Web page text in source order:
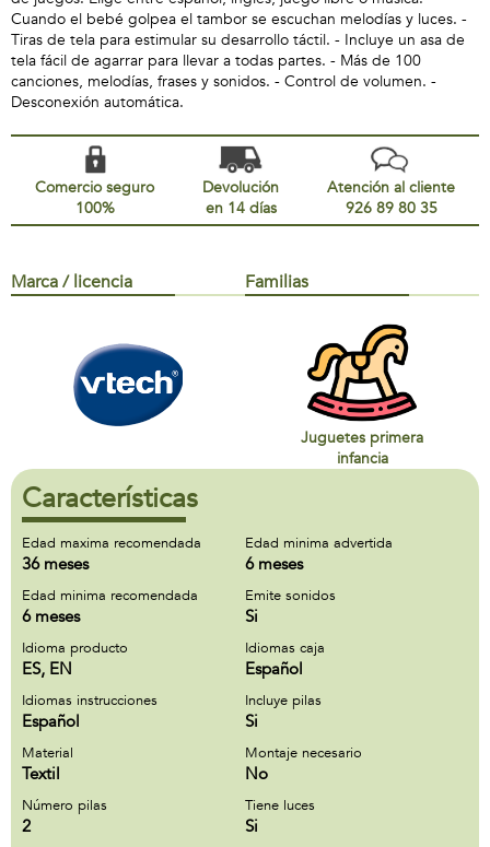
Cuando el bebé golpea el tambor se escuchan melodías y luces. -
Tiras de tela para estimular su desarrollo táctil. - Incluye un asa de
tela fácil de agarrar para llevar a todas partes. - Más de 100
canciones, melodías, frases y sonidos. - Control de volumen. -
Desconexión automática.
Comercio seguro
100%
Devolución
en 14 días
Atención al cliente
926 89 80 35
Marca / licencia Familias
Juguetes primera
infancia
Características
Edad maxima recomendada
36 meses
Edad minima advertida
6 meses
Edad minima recomendada
6 meses
Emite sonidos
Si
Idioma producto
ES, EN
Idiomas caja
Español
Idiomas instrucciones
Español
Incluye pilas
Si
Material
Textil
Montaje necesario
No
Número pilas
2
Tiene luces
Si